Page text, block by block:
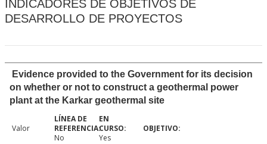
INDICADORES DE OBJETIVOS DE
DESARROLLO DE PROYECTOS
Evidence provided to the Government for its decision
on whether or not to construct a geothermal power
plant at the Karkar geothermal site
Valor
No
Yes